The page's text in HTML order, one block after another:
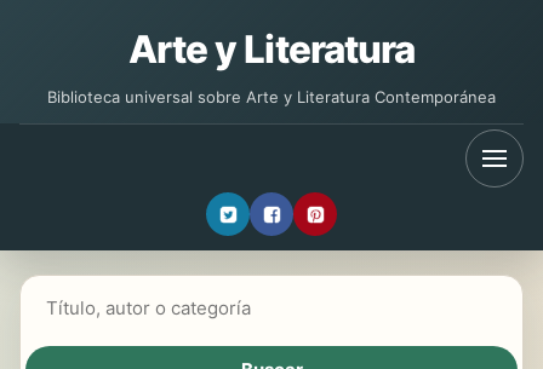
Arte y Literatura
Biblioteca universal sobre Arte y Literatura Contemporánea